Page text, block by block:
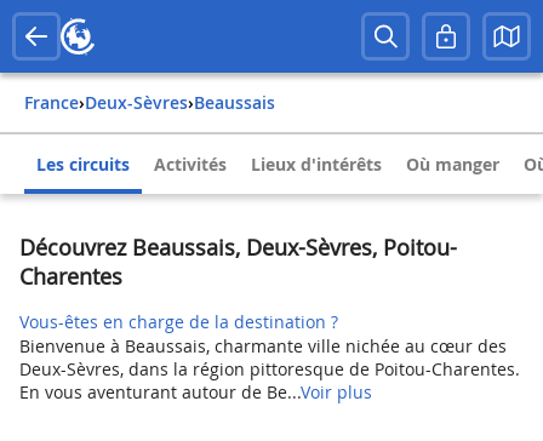
France› Deux-Sèvres› Beaussais
Les circuits Activités Lieux d'intérêts Où manger
Découvrez Beaussais, Deux-Sèvres, Poitou-
Charentes
Vous-êtes en charge de la destination ?
Bienvenue à Beaussais, charmante ville nichée au cœur des
Deux-Sèvres, dans la région pittoresque de Poitou-Charentes.
En vous aventurant autour de Be...Voir plus